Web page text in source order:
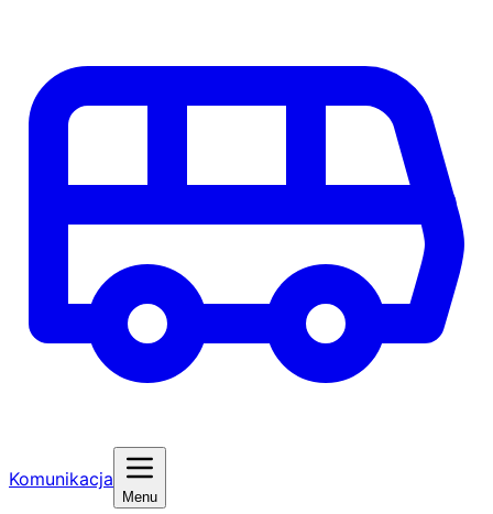
Komunikacja
Menu